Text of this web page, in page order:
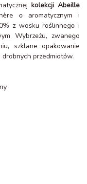
kolekcji Abeille
o aromatycznym i
z wosku roślinnego i
Wybrzeżu, zwanego
szklane opakowanie
przedmiotów.